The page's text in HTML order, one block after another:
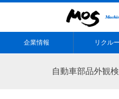
企業情報 リクル
自動車部品外観